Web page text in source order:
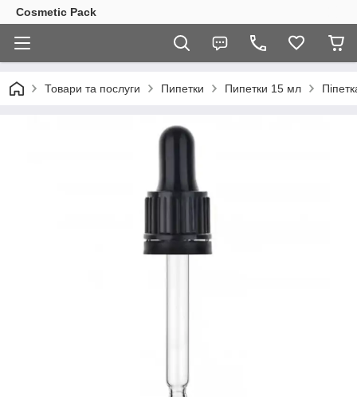
Cosmetic Pack
Товари та послуги Пипетки Пипетки 15 мл